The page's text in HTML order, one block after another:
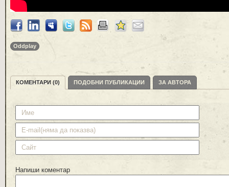
Oddplay
КОМЕНТАРИ (0) ПОДОБНИ ПУБЛИКАЦИИ ЗА АВТОРА
Напиши коментар